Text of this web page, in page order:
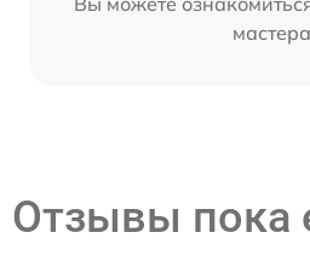
мастера
Отзывы пока